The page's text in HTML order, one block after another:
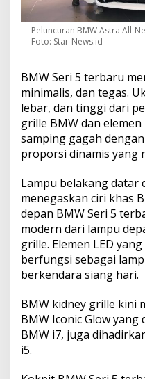
Peluncuran BMW Astra All-
Foto: Star-News.id
BMW Seri 5 terbaru
minimalis, dan tegas.
lebar, dan tinggi dari
grille BMW dan
samping gagah
proporsi dinamis yang
Lampu belakang datar
menegaskan ciri khas
depan BMW Seri 5
modern dari lampu
grille. Elemen LED
berfungsi sebagai
berkendara siang hari.
BMW kidney grille kini
BMW Iconic Glow
BMW i7, juga
i5.